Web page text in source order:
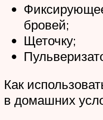
бровей;
Щеточку;
Как
в домашних